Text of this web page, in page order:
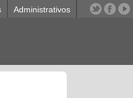
Administrativos